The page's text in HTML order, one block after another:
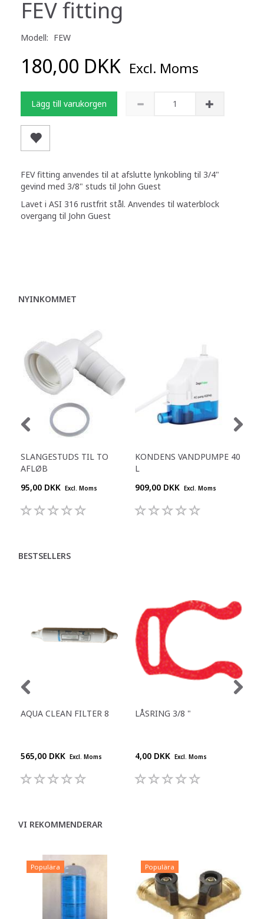
FEV fitting
Modell: FEW
180,00 DKK Excl. Moms
Lägg till varukorgen
FEV fitting anvendes til at afslutte lynkobling til 3/4"
gevind med 3/8" studs til John Guest
Lavet i ASI 316 rustfrit stål. Anvendes til waterblock
overgang til John Guest
NYINKOMMET
SLANGESTUDS TIL TO
AFLØB
95,00 DKK Excl. Moms
KONDENS VANDPUMPE 40
L
909,00 DKK Excl. Moms
BESTSELLERS
AQUA CLEAN FILTER 8
565,00 DKK Excl. Moms
LÅSRING 3/8 "
4,00 DKK Excl. Moms
VI REKOMMENDERAR
Populära Populära